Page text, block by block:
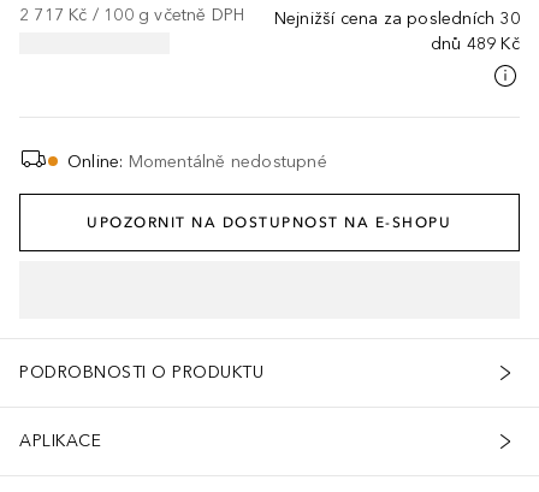
Nejnižší cena za posledních 30
dnů 489 Kč
2 717 Kč / 100 g včetně DPH
Online: Momentálně nedostupné
UPOZORNIT NA DOSTUPNOST NA E-SHOPU
PODROBNOSTI O PRODUKTU
APLIKACE